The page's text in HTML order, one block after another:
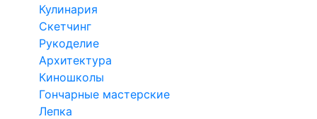
Кулинария
Скетчинг
Рукоделие
Архитектура
Киношколы
Гончарные мастерские
Лепка